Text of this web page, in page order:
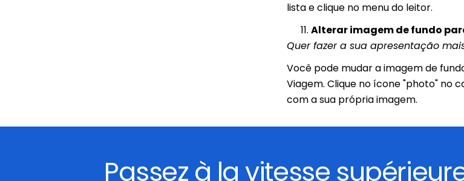
lista e clique no menu do leitor.
Alterar imagem de fundo
Quer fazer a sua apresentação
Você pode mudar a imagem de
Viagem. Clique no ícone "photo" no
com a sua própria imagem.
Passez à la vitesse